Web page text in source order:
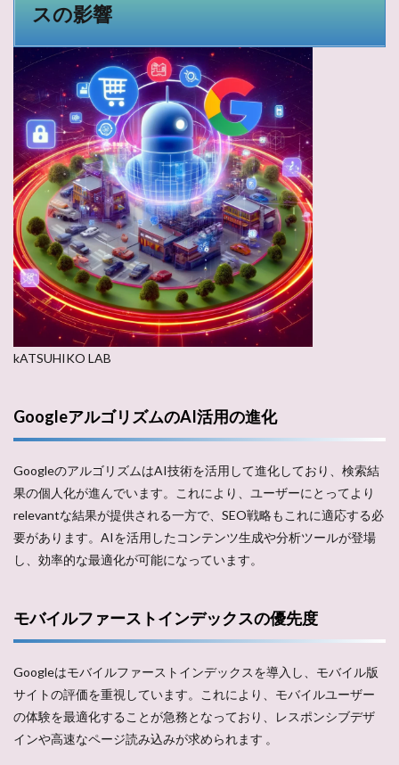
スの影響
kATSUHIKO LAB
GoogleアルゴリズムのAI活用の進化
GoogleのアルゴリズムはAI技術を活用して進化しており、検索結
果の個人化が進んでいます。これにより、ユーザーにとってより
relevantな結果が提供される一方で、SEO戦略もこれに適応する必
要があります。AIを活用したコンテンツ生成や分析ツールが登場
し、効率的な最適化が可能になっています​。
モバイルファーストインデックスの優先度
Googleはモバイルファーストインデックスを導入し、モバイル版
サイトの評価を重視しています。これにより、モバイルユーザー
の体験を最適化することが急務となっており、レスポンシブデザ
インや高速なページ読み込みが求められます​ ​。